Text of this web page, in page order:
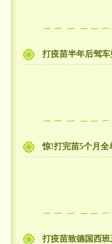
打疫苗半年后驾
惊!打完苗5个月全
打疫苗致德国西